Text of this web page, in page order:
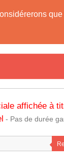
affichée à
- Pas de durée